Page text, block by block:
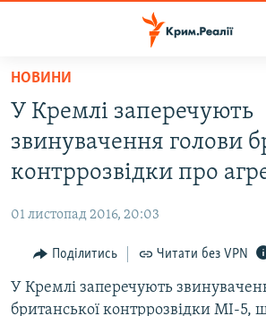
Перейти
основного
матеріалу
до
основної
Перейти
пошуку
ВОДА.КРИМ
ВІДЕО ТА ФОТО
БЛОГИ
ПОГЛЯД
ІНТЕРВ'Ю
НОВИНИ
У Кремлі заперечують
звинувачення голови
контррозвідки про
01 листопад 2016, 20:03
Поділитись Читати без VPN
У Кремлі заперечують
британської контррозвідки МІ-5,